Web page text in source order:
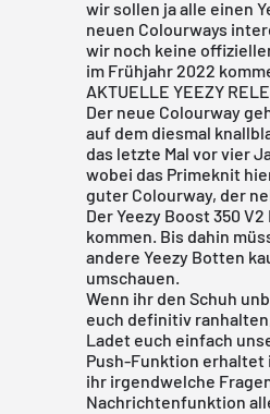
wir sollen ja alle einen
neuen Colourways
wir noch keine
im Frühjahr 2022
AKTUELLE YEEZY
Der neue Colourway
auf dem diesmal
das letzte Mal vor vier
wobei das Primeknit
guter Colourway, der
Der Yeezy Boost 350
kommen. Bis dahin
andere Yeezy Botten
umschauen.
Wenn ihr den Schuh
euch definitiv
Ladet euch einfach
Push-Funktion erhaltet
ihr irgendwelche
Nachrichtenfunktion